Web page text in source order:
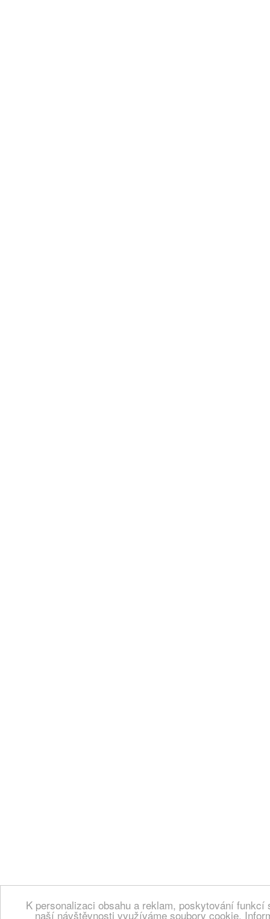
K personalizaci obsahu a reklam, poskytování
naší návštěvnosti využíváme soubory cookie.